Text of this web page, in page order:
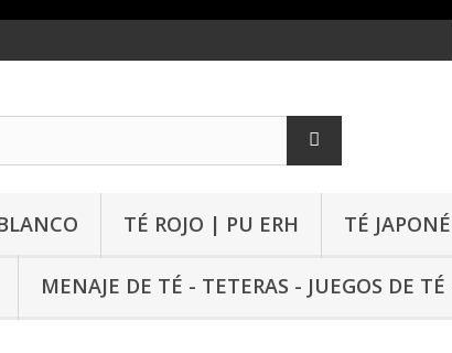
TÉ ROJO | PU ERH TÉ
MENAJE DE TÉ - TETERAS - JUEGOS DE